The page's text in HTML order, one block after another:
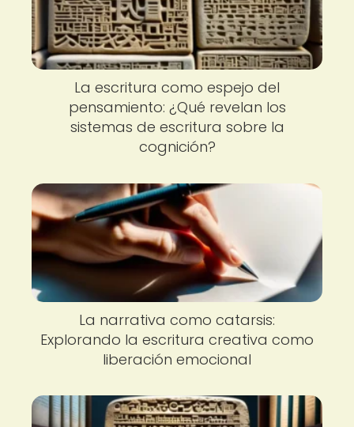
La escritura como espejo del
pensamiento: ¿Qué revelan los
sistemas de escritura sobre la
cognición?
La narrativa como catarsis:
Explorando la escritura creativa como
liberación emocional